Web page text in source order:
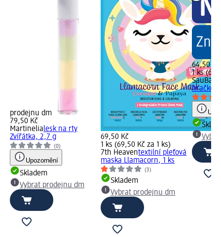
prodejnu dm
79,50 Kč
Martinelialesk na rty
Zvířátka, 2,7 g
(0)
Upozornění
Skladem
Vybrat prodejnu dm
69,50 Kč
1 ks (69,50 Kč za 1 ks)
7th Heaventextilní pleťová
maska Llamacorn, 1 ks
(3)
Skladem
Vybrat prodejnu dm
64,50 Kč
1 ks
SauBär
hračkou